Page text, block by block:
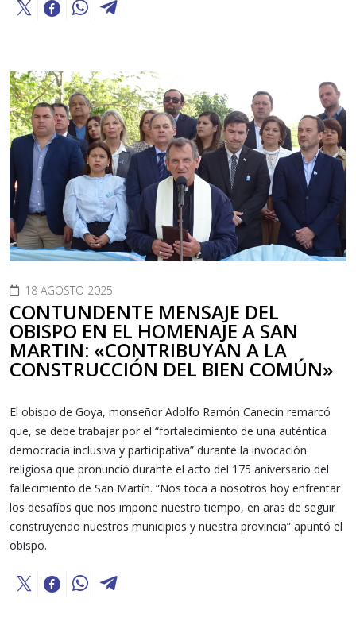
18 AGOSTO 2025
CONTUNDENTE MENSAJE DEL
OBISPO EN EL HOMENAJE A SAN
MARTIN: «CONTRIBUYAN A LA
CONSTRUCCIÓN DEL BIEN COMÚN»
El obispo de Goya, monseñor Adolfo Ramón Canecin remarcó
que, se debe trabajar por el “fortalecimiento de una auténtica
democracia inclusiva y participativa” durante la invocación
religiosa que pronunció durante el acto del 175 aniversario del
fallecimiento de San Martín. “Nos toca a nosotros hoy enfrentar
los desafíos que nos impone nuestro tiempo, en aras de seguir
construyendo nuestros municipios y nuestra provincia” apuntó el
obispo.